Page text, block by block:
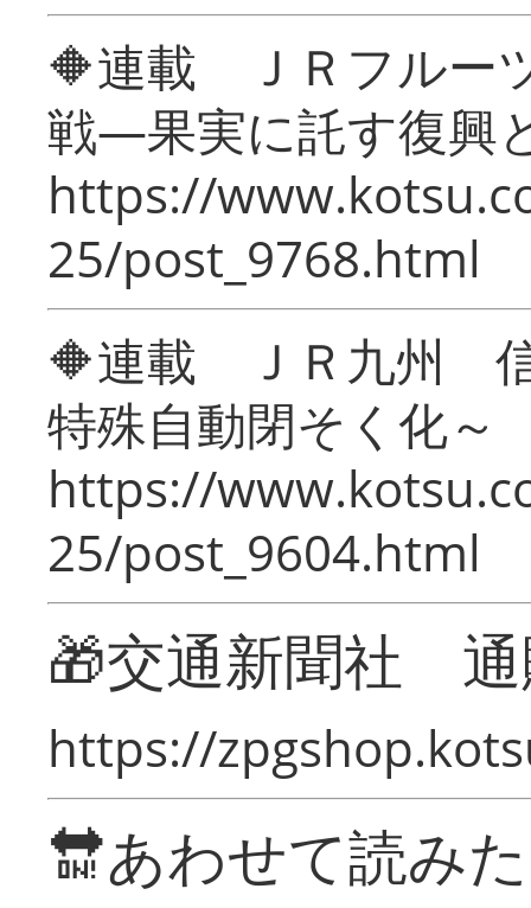
🔶連載 ＪＲフルー
戦―果実に託す復興
https://
25/post_9768.html
🔶連載 ＪＲ九州 信
特殊自動閉そく化～
https://
25/post_9604.html
🎁交通新聞社
https://
🔛あわせて読み